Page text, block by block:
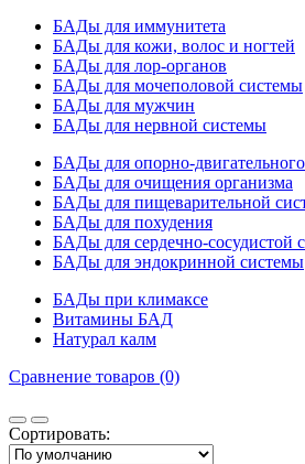
БАДы для иммунитета
БАДы для кожи, волос и ногтей
БАДы для лор-органов
БАДы для мочеполовой системы
БАДы для мужчин
БАДы для нервной системы
БАДы для опорно-двигательного
БАДы для очищения организма
БАДы для пищеварительной
БАДы для похудения
БАДы для сердечно-сосудистой
БАДы для эндокринной системы
БАДы при климаксе
Витамины БАД
Натурал калм
Сравнение товаров (0)
Сортировать: